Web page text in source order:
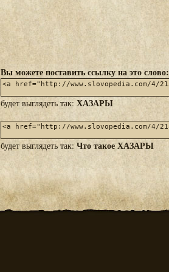
Вы можете поставить ссылку на это слово:
будет выглядеть так: ХАЗАРЫ
будет выглядеть так:Что такое ХАЗАРЫ